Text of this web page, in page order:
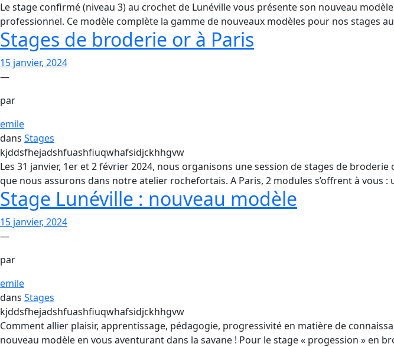
Le stage confirmé (niveau 3) au crochet de Lunéville vous présente son nouveau
professionnel. Ce modèle complète la gamme de nouveaux modèles pour nos stages
Stages de broderie or à Paris
15 janvier, 2024
—
par
emile
dans Stages
kjddsfhejadshfuashfiuqwhafsidjckhhgvw
Les 31 janvier, 1er et 2 février 2024, nous organisons une session de stages de
que nous assurons dans notre atelier rochefortais. A Paris, 2 modules s’offrent à
Stage Lunéville : nouveau modèle
15 janvier, 2024
—
par
emile
dans Stages
kjddsfhejadshfuashfiuqwhafsidjckhhgvw
Comment allier plaisir, apprentissage, pédagogie, progressivité en matière de
nouveau modèle en vous aventurant dans la savane ! Pour le stage « progession » en